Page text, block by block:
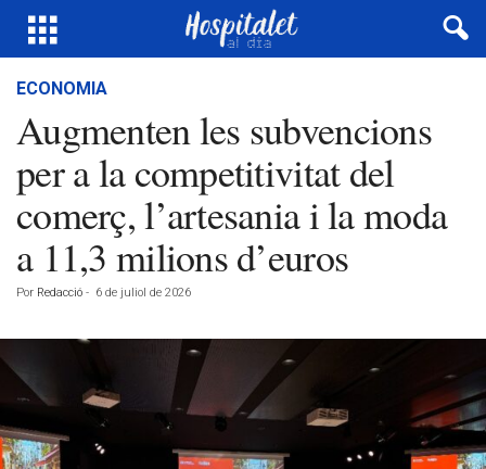
ECONOMIA
Augmenten les subvencions
per a la competitivitat del
comerç, l’artesania i la moda
a 11,3 milions d’euros
Por Redacció - 6 de juliol de 2026